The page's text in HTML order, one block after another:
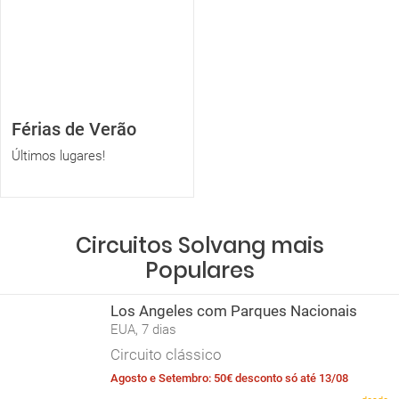
Férias de Verão
Últimos lugares!
Circuitos Solvang mais
Populares
Los Angeles com Parques Nacionais
EUA, 7 dias
Circuito clássico
Agosto e Setembro: 50€ desconto só até 13/08